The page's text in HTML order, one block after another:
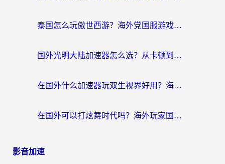
泰国怎么玩傲世西游？海外党国服游戏加速终极攻略（附光明大陆量子特攻实测）
国外光明大陆加速器怎么选？从卡顿到丝滑的终极指南（含德国玩走开外星人墨西哥玩俄罗斯方块技巧）
在国外什么加速器玩双生视界好用？海外党亲测不踩坑的终极指南
在国外可以打炫舞时代吗？海外玩家国服游戏加速全攻略（附实测推荐）
影音加速